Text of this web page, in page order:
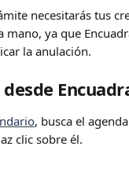
necesitarás tus
mano, ya que
la anulación.
desde
, busca el
clic sobre él.